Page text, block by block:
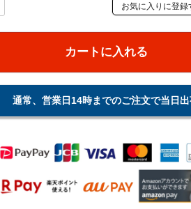
お気に入りに登録
カートに入れる
通常、営業日14時までのご注文で当日